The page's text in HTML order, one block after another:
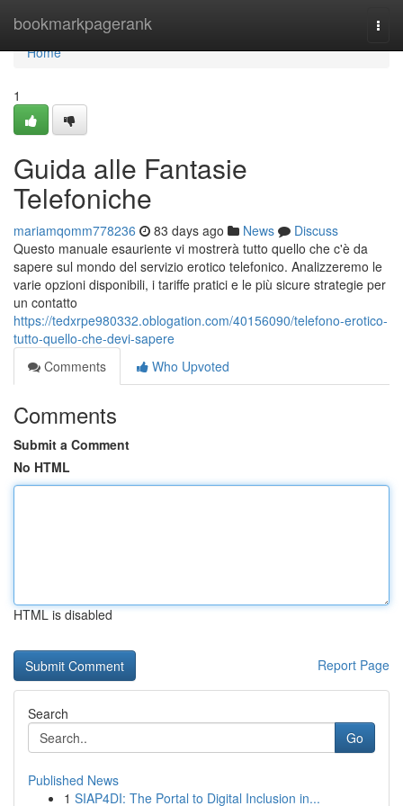
bookmarkpagerank
Home
Home
1
Guida alle Fantasie
Telefoniche
mariamqomm778236 83 days ago News
Discuss
Questo manuale esauriente vi mostrerà tutto quello che c'è da
sapere sul mondo del servizio erotico telefonico. Analizzeremo le
varie opzioni disponibili, i tariffe pratici e le più sicure strategie per
un contatto
https://tedxrpe980332.oblogation.com/40156090/telefono-erotico-
tutto-quello-che-devi-sapere
Comments
Who Upvoted
Comments
Submit a Comment
No HTML
HTML is disabled
Report Page
Search
Go
Published News
1 SIAP4DI: The Portal to Digital Inclusion in...